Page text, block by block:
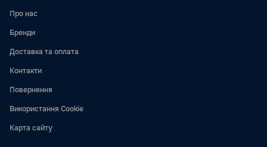
Про нас
Бренди
Доставка та оплата
Контакти
Повернення
Використання Cookie
Карта сайту